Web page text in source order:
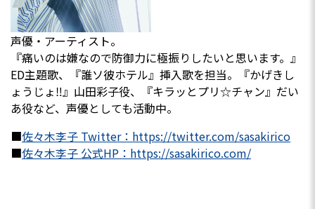
声優・アーティスト。
『痛いのは嫌なので防御力に極振りしたいと思います。』
ED主題歌、『誰ソ彼ホテル』挿入歌を担当。『かげきし
ょうじょ‼』山田彩子役、『キラッとプリ☆チャン』だい
あ役など、声優としても活動中。
■佐々木李子 Twitter：https://twitter.com/sasakirico
■佐々木李子 公式HP：https://sasakirico.com/